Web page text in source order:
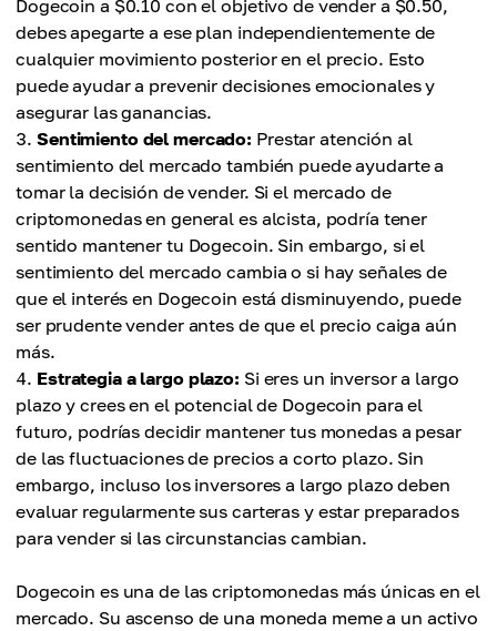
Dogecoin a $0.10 con el objetivo de vender a $0.50,
debes apegarte a ese plan independientemente de
cualquier movimiento posterior en el precio. Esto
puede ayudar a prevenir decisiones emocionales y
asegurar las ganancias.
Sentimiento del mercado: Prestar atención al
sentimiento del mercado también puede ayudarte a
tomar la decisión de vender. Si el mercado de
criptomonedas en general es alcista, podría tener
sentido mantener tu Dogecoin. Sin embargo, si el
sentimiento del mercado cambia o si hay señales de
que el interés en Dogecoin está disminuyendo, puede
ser prudente vender antes de que el precio caiga aún
más.
Estrategia a largo plazo: Si eres un inversor a largo
plazo y crees en el potencial de Dogecoin para el
futuro, podrías decidir mantener tus monedas a pesar
de las fluctuaciones de precios a corto plazo. Sin
embargo, incluso los inversores a largo plazo deben
evaluar regularmente sus carteras y estar preparados
para vender si las circunstancias cambian.
Dogecoin es una de las criptomonedas más únicas en el
mercado. Su ascenso de una moneda meme a un activo